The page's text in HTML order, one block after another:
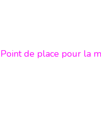
Point de place pour la